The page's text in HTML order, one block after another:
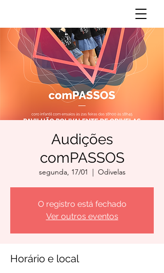
Audições
comPASSOS
segunda, 17/01
  |
Odivelas
O registro está fechado
Ver outros eventos
Horário e local